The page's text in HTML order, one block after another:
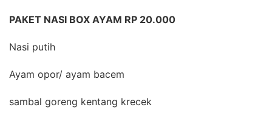
PAKET NASI BOX AYAM RP 20.000
Nasi putih
Ayam opor/ ayam bacem
sambal goreng kentang krecek